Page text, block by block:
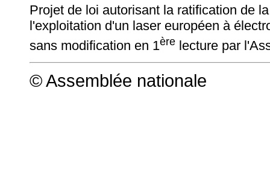
Projet de loi autorisant la ratification de
l'exploitation d'un laser européen à
sans modification en 1ère lecture par
© Assemblée nationale